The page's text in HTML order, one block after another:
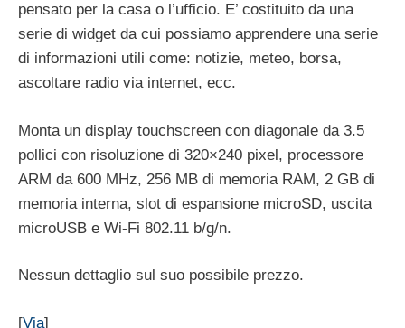
pensato per la casa o l’ufficio. E’ costituito da una
serie di widget da cui possiamo apprendere una serie
di informazioni utili come: notizie, meteo, borsa,
ascoltare radio via internet, ecc.
Monta un display touchscreen con diagonale da 3.5
pollici con risoluzione di 320×240 pixel, processore
ARM da 600 MHz, 256 MB di memoria RAM, 2 GB di
memoria interna, slot di espansione microSD, uscita
microUSB e Wi-Fi 802.11 b/g/n.
Nessun dettaglio sul suo possibile prezzo.
[Via]